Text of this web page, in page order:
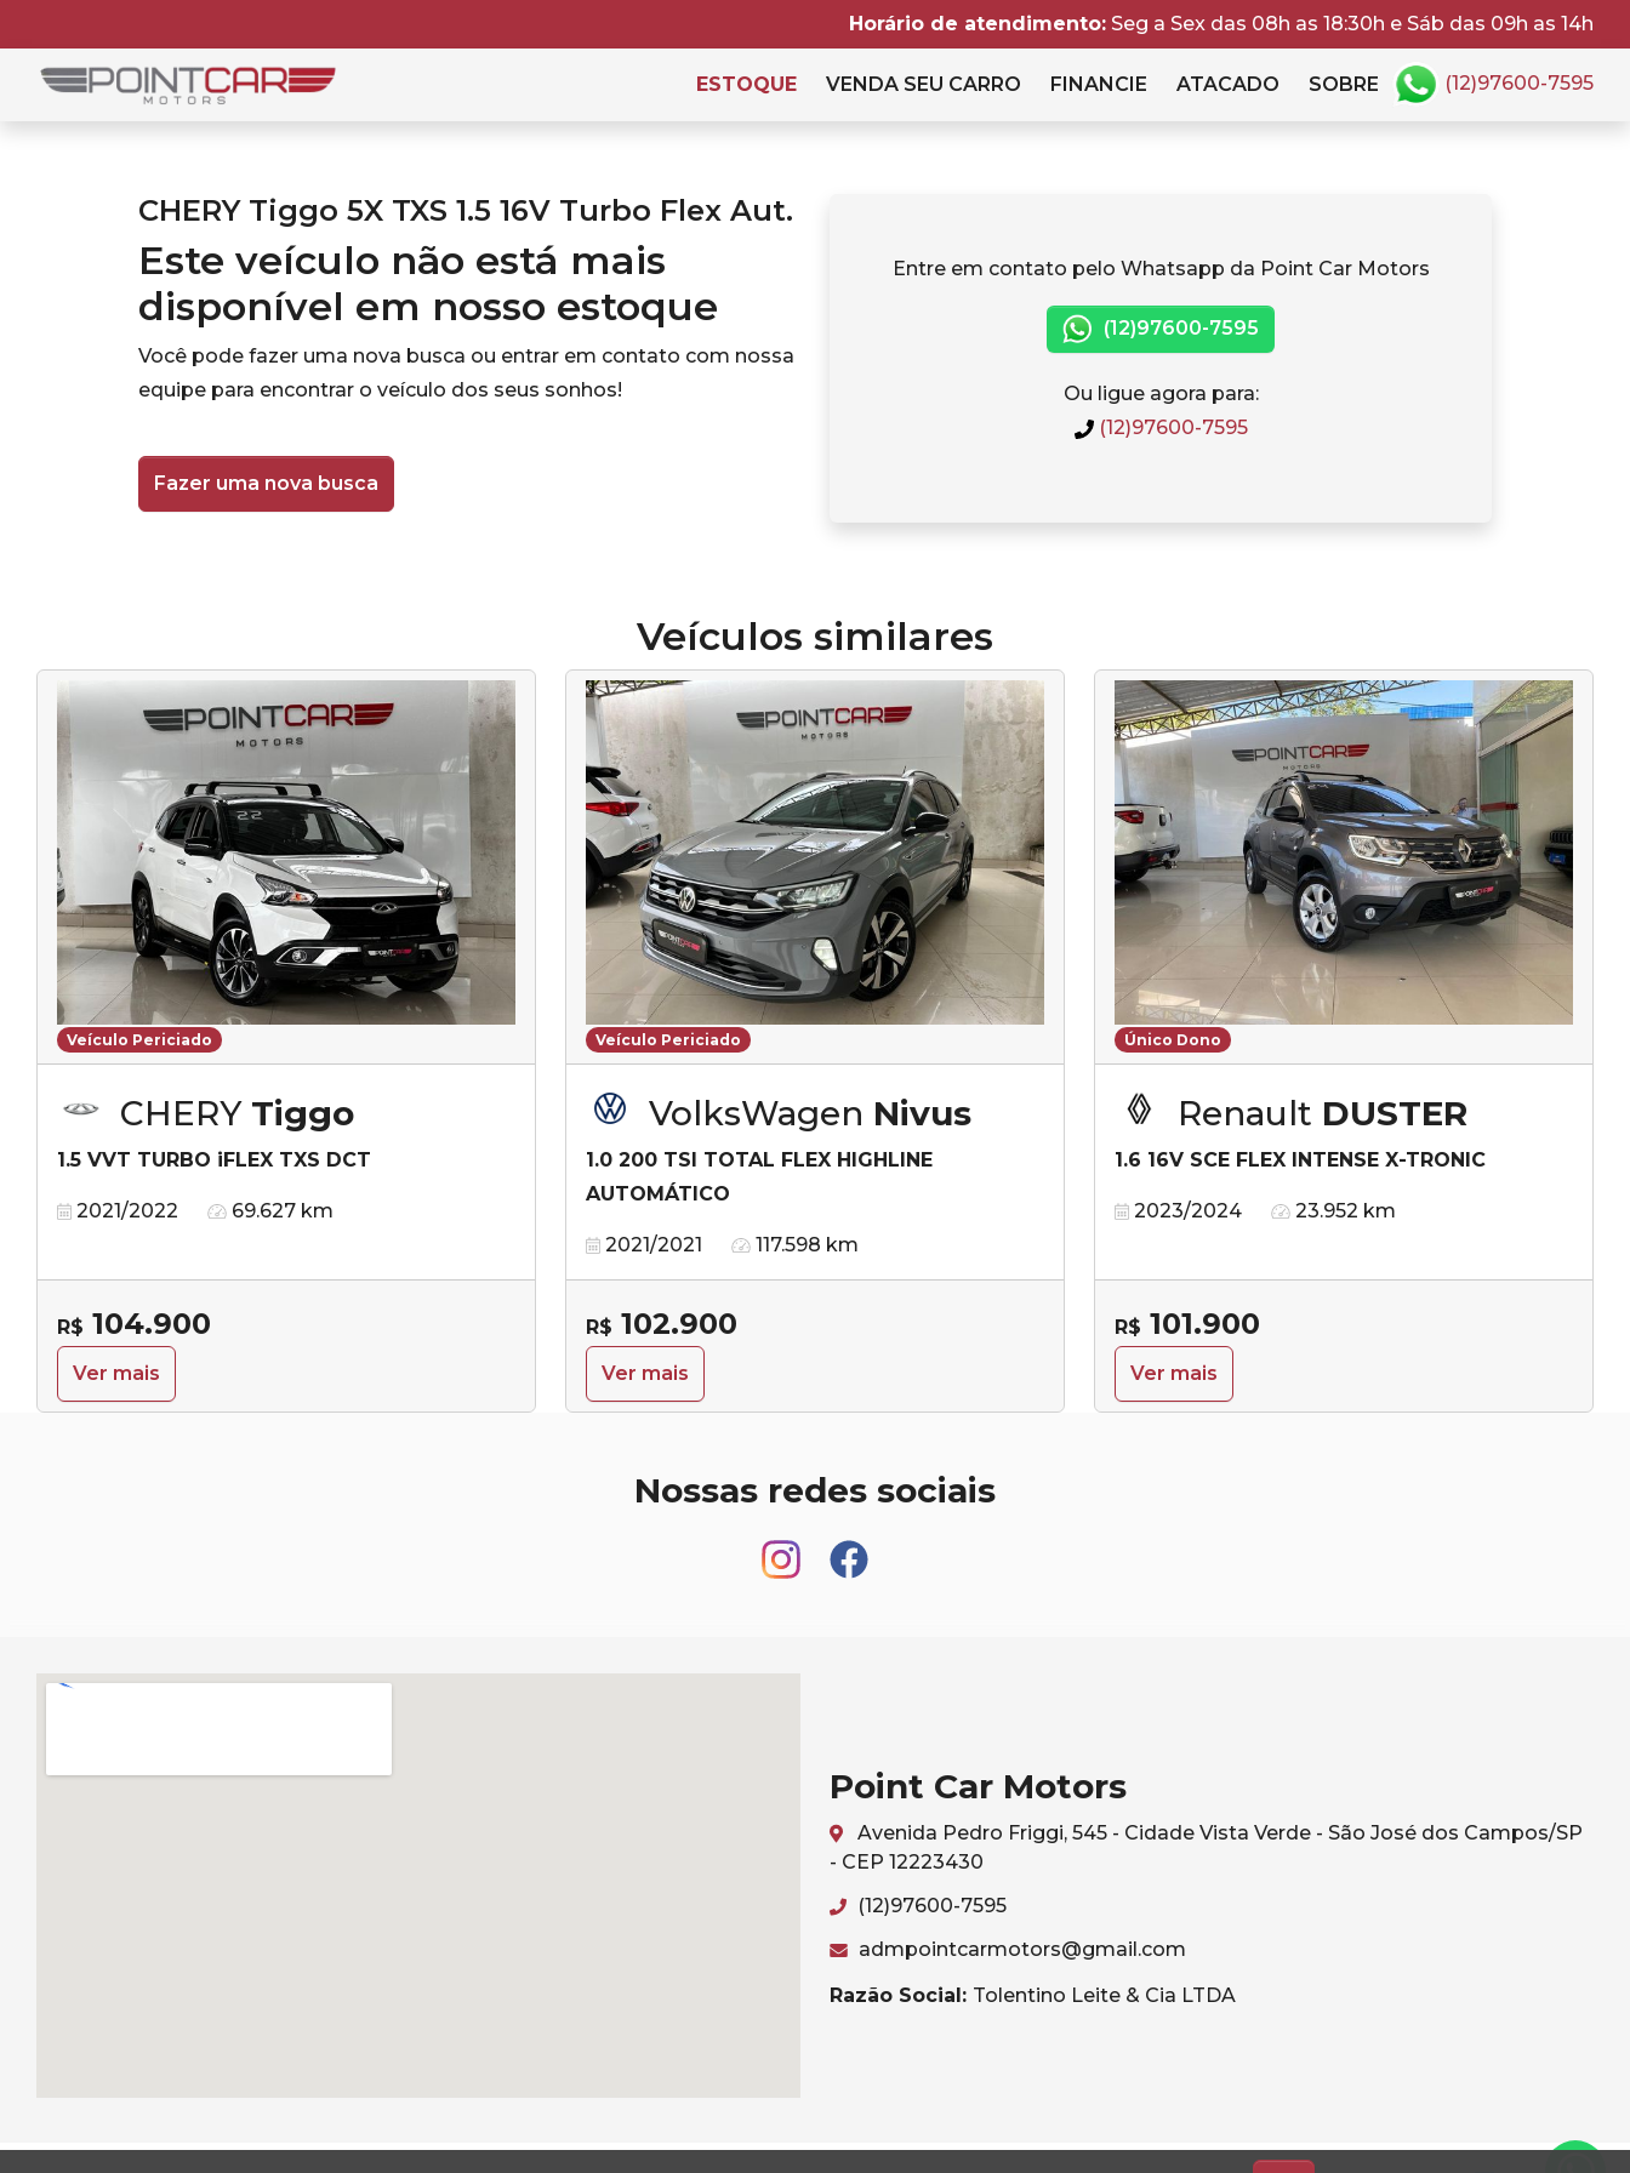
Horário de atendimento: Seg a Sex das 08h as 18:30h e Sáb das 09h as 14h
ESTOQUE VENDA SEU CARRO FINANCIE ATACADO SOBRE (12)97600-7595
CHERY Tiggo 5X TXS 1.5 16V Turbo Flex Aut.
Este veículo não está mais
disponível em nosso estoque
Você pode fazer uma nova busca ou entrar em contato com nossa
equipe para encontrar o veículo dos seus sonhos!
Fazer uma nova busca
Entre em contato pelo Whatsapp da Point Car Motors
(12)97600-7595
Ou ligue agora para:
(12)97600-7595
Veículos similares
Veículo Periciado
CHERY Tiggo
1.5 VVT TURBO iFLEX TXS DCT
2021/2022 69.627 km
R$ 104.900
Ver mais
Veículo Periciado
VolksWagen Nivus
1.0 200 TSI TOTAL FLEX HIGHLINE
AUTOMÁTICO
2021/2021 117.598 km
R$ 102.900
Ver mais
Único Dono
Renault DUSTER
1.6 16V SCE FLEX INTENSE X-TRONIC
2023/2024 23.952 km
R$ 101.900
Ver mais
Nossas redes sociais
Point Car Motors
Avenida Pedro Friggi, 545 - Cidade Vista Verde - São José dos Campos/SP
- CEP 12223430
(12)97600-7595
admpointcarmotors@gmail.com
Razão Social: Tolentino Leite & Cia LTDA